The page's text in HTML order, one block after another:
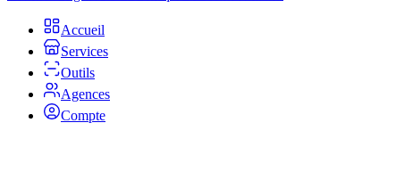
Accueil
Services
Outils
Agences
Compte